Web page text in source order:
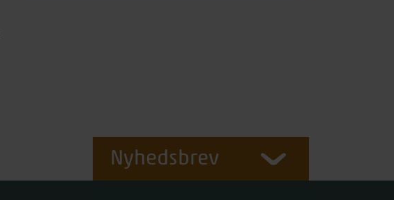
Nyhedsbrev